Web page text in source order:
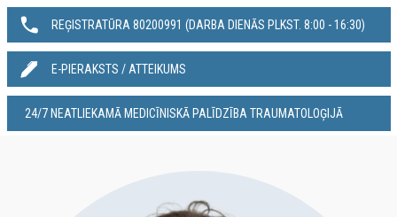
REĢISTRATŪRA 80200991‬ (DARBA DIENĀS PLKST. 8:00 - 16:30)
E-PIERAKSTS / ATTEIKUMS
24/7 NEATLIEKAMĀ MEDICĪNISKĀ PALĪDZĪBA TRAUMATOLOĢIJĀ